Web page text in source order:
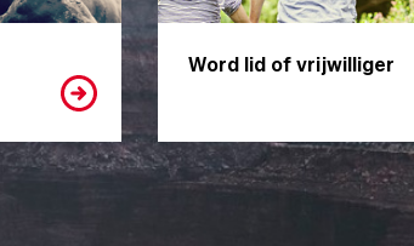
Word lid of vrijwilliger